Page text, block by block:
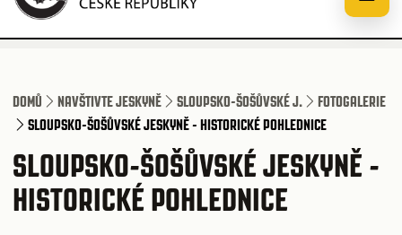
DOMŮ NAVŠTIVTE JESKYNĚ SLOUPSKO-ŠOŠŮVSKÉ J.
FOTOGALERIE
SLOUPSKO-ŠOŠŮVSKÉ JESKYNĚ - HISTORICKÉ POHLEDNICE
SLOUPSKO-ŠOŠŮVSKÉ JESKYNĚ -
HISTORICKÉ POHLEDNICE